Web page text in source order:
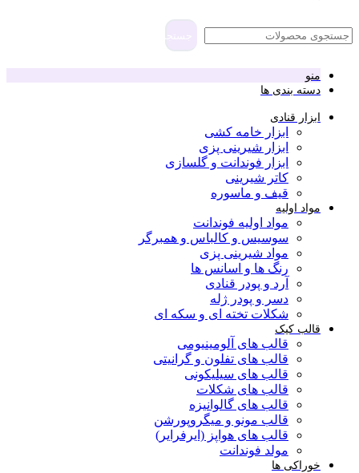
منو
دسته بندی ها
ابزار قنادی
ابزار خامه کشی
ابزار شیرینی پزی
ابزار فوندانت و گلسازی
کاتر شیرینی
قیف و ماسوره
مواد اولیه
مواد اولیه فوندانت
سوسیس و کالباس و همبرگر
مواد شیرینی پزی
رنگ ها و اسانس ها
آرد و پودر قنادی
دسر و پودر ژله
شکلات تخته ای و سکه ای
قالب کیک
قالب های آلومینیومی
قالب های تفلون و گرانیتی
قالب های سیلیکونی
قالب های شکلات
قالب های گالوانیزه
قالب مونو و میگروپورشن
قالب های هواپز (ایرفرایر)
مولد فوندانت
خوراکی ها